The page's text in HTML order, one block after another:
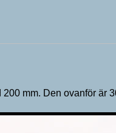
mm. Den ovanför är